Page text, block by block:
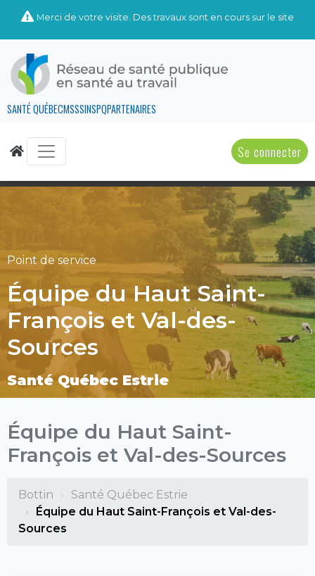
Merci de votre visite. Des travaux sont en cours sur le site
SANTÉ QUÉBECMSSSINSPQPARTENAIRES
Se connecter
Point de service
Équipe du Haut Saint-
François et Val-des-
Sources
Santé Québec Estrie
Équipe du Haut Saint-
François et Val-des-Sources
Bottin
Santé Québec Estrie
Équipe du Haut Saint-François et Val-des-
Sources